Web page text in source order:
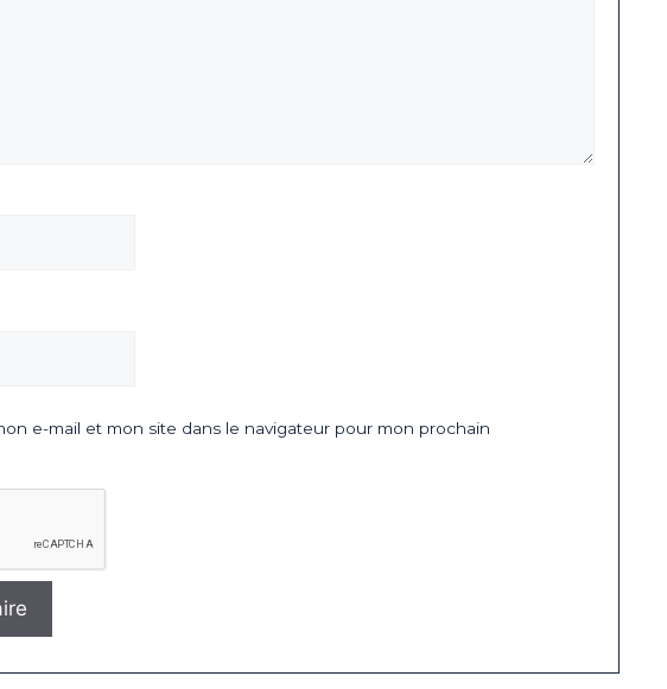
e-mail et mon site dans le navigateur pour mon prochain